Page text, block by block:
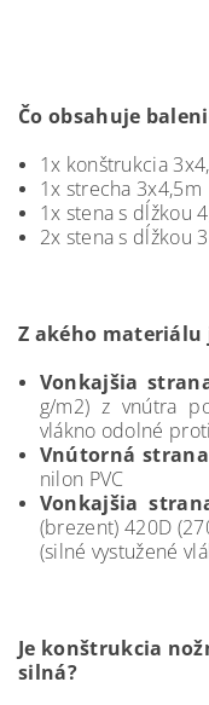
Čo obsahuje
1x konštrukcia
1x strecha 3x4,5m
1x stena s dĺžkou
2x stena s dĺžkou
Z akého materiálu
Vonkajšia
g/m2) z vnútra
vlákno odolné
Vnútorná
nilon PVC
Vonkajšia
(brezent) 420D
(silné vystužené
Je konštrukcia
silná?